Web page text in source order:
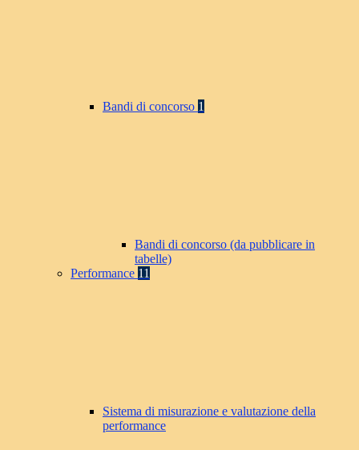
Bandi di concorso 1
Bandi di concorso (da pubblicare in
tabelle)
Performance 11
Sistema di misurazione e valutazione della
performance